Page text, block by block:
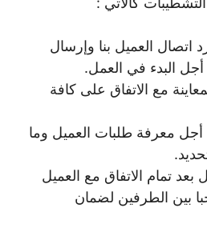
اتصال العميل بنا وإرسال
البدء في العمل.
مع الاتفاق على كافة
معرفة طلبات العميل وما
بعد تمام الاتفاق مع العميل
بين الطرفين لضمان